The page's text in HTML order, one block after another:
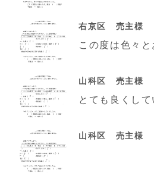
右京区 売主様
山科区 売主様
とても良くして
山科区 売主様